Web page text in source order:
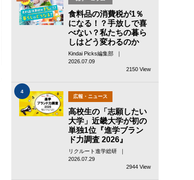
食料品の消費税が1％
になる！？手放しで喜
べない？私たちの暮ら
しはどう変わるのか
Kindai Picks編集部 ｜
2026.07.09
2150 View
4
広報・ニュース
高校生の「志願したい
大学」近畿大学が初の
単独1位『進学ブラン
ド力調査 2026』
リクルート進学総研 ｜
2026.07.29
2944 View